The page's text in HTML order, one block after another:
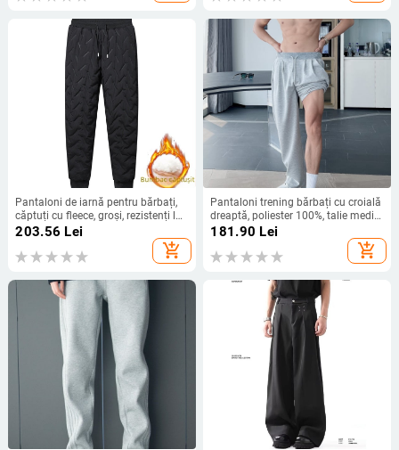
Pantaloni de iarnă pentru bărbați,
căptuți cu fleece, groși, rezistenți la
vânt, casual sport (Umplutură:
principală: poliester; Țesătură:
joasă; Stil: mișcare)
203.56 Lei
add_shopping_cart
Pantaloni trening bărbați cu croială
dreaptă, poliester 100%, talie medie,
stil sport-casual, pentru toate
181.90 Lei
add_shopping_cart